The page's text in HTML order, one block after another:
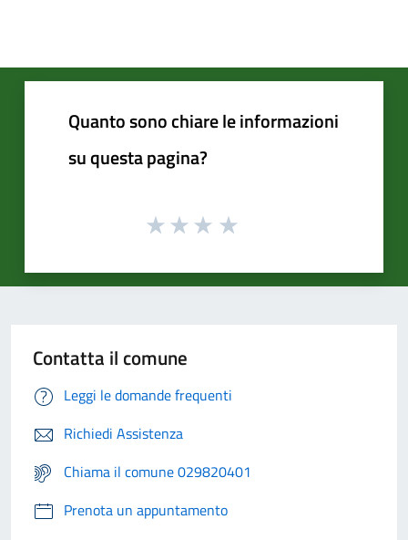
Quanto sono chiare le informazioni
su questa pagina?
Contatta il comune
Leggi le domande frequenti
Richiedi Assistenza
Chiama il comune 029820401
Prenota un appuntamento